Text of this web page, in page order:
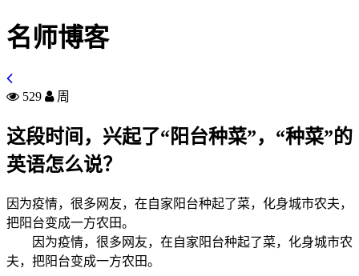
名师博客
529 周
这段时间，兴起了“阳台种菜”，“种菜”的
英语怎么说？
因为疫情，很多网友，在自家阳台种起了菜，化身城市农夫，
把阳台变成一方农田。
因为疫情，很多网友，在自家阳台种起了菜，化身城市农
夫，把阳台变成一方农田。